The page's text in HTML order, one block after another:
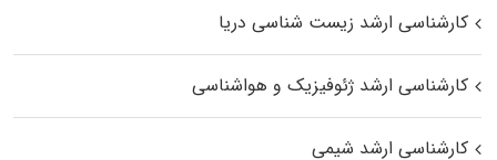
کارشناسی ارشد زیست‌ شناسی دریا
کارشناسی ارشد ژئوفیزیک و هواشناسی
کارشناسی ارشد شیمی